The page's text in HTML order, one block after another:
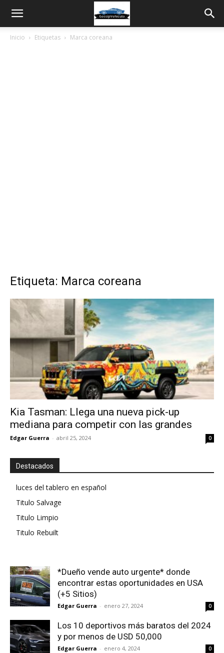
Inicio Etiquetas Marca coreana
Etiqueta: Marca coreana
Kia Tasman: Llega una nueva pick-up
mediana para competir con las grandes
Edgar Guerra - abril 25, 2024 0
Destacados
luces del tablero en español
Titulo Salvage
Titulo Limpio
Titulo Rebuilt
*Dueño vende auto urgente* donde
encontrar estas oportunidades en USA
(+5 Sitios)
Edgar Guerra - enero 27, 2024 0
Los 10 deportivos más baratos del 2024
y por menos de USD 50,000
Edgar Guerra - enero 4, 2024 0